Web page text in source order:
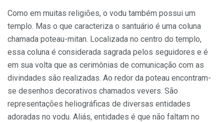
Como em muitas religiões, o vodu também possui um
templo. Mas o que caracteriza o santuário é uma coluna
chamada poteau-mitan. Localizada no centro do templo,
essa coluna é considerada sagrada pelos seguidores e é
em sua volta que as cerimônias de comunicação com as
divindades são realizadas. Ao redor da poteau encontram-
se desenhos decorativos chamados vevers. São
representações heliográficas de diversas entidades
adoradas no vodu. Aliás, entidades é que não faltam no